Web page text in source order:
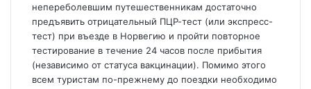
непереболевшим путешественникам достаточно
предъявить отрицательный ПЦР-тест (или экспресс-
тест) при въезде в Норвегию и пройти повторное
тестирование в течение 24 часов после прибытия
(независимо от статуса вакцинации). Помимо этого
всем туристам по-прежнему до поездки необходимо